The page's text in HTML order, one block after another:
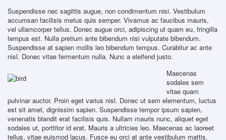
Suspendisse nec sagittis augue, non condimentum nisi. Vestibulum
accumsan facilisis metus quis semper. Vivamus ac faucibus mauris,
vel ullamcorper tellus. Donec augue orci, adipiscing ut quam eu, fringilla
tempus est. Nulla pretium ante bibendum nisi vulputate bibendum.
Suspendisse at sapien mollis leo bibendum tempus. Curabitur ac ante
nisl. Donec vitae fermentum nulla. Nunc a eleifend justo.
Maecenas
sodales sem
vitae quam
pulvinar auctor. Proin eget varius nisl. Donec ut sem elementum, luctus
est sit amet, dignissim sapien. Suspendisse tempor ipsum sapien,
venenatis blandit erat facilisis quis. Nullam mauris nunc, aliquet eget
sodales ut, porttitor id erat. Mauris a ultricies leo. Maecenas ac laoreet
tellus, vitae euismod lacus. Fusce eu orci at ante vestibulum mattis.